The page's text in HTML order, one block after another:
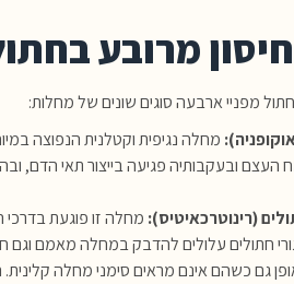
מרובע
מפניי ארבעה סוגים שונים של מחלות:
מחלה נגיפית וקטלנית הנפוצה
העצם ובעקבותיה פגיעה בייצור תאי הדם,
(רינוטרכאיטיס): מחלה זו פוגעת בדרכי
גורי חתולים עלולים להדבק במחלה מאמם
גם כשהם אינם מראים סימני מחלה